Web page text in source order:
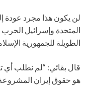
لن يكون هذا مجرد عودة
الطويلة للجمهورية
قال بقائي: “لم نطلب أي
هو حقوق إيران